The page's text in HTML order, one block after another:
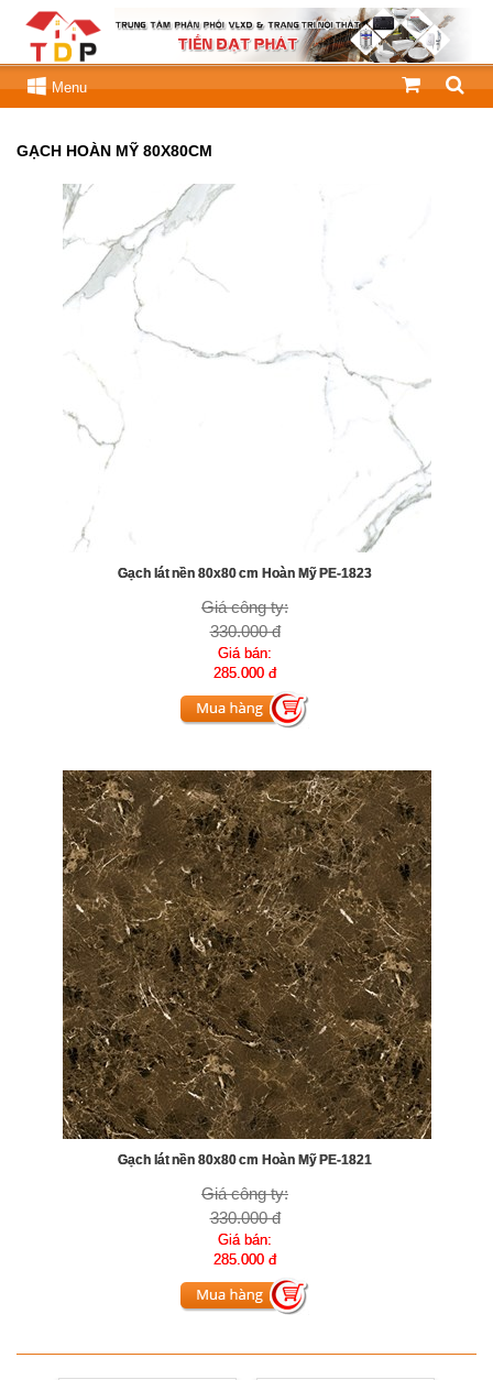
GẠCH HOÀN MỸ 80X80CM
Gạch lát nền 80x80 cm Hoàn Mỹ PE-1823
Giá công ty:
330.000 đ
Giá bán:
285.000 đ
Gạch lát nền 80x80 cm Hoàn Mỹ PE-1821
Giá công ty:
330.000 đ
Giá bán:
285.000 đ
Menu